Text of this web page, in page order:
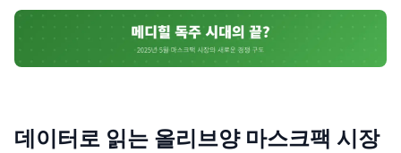
데이터로 읽는 올리브양 마스크팩 시장